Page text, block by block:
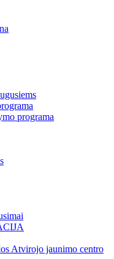
programa
Atvirojo jaunimo centro